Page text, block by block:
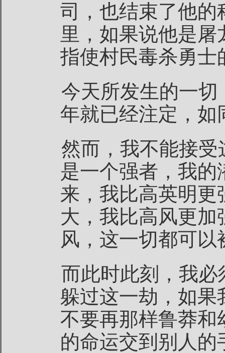
司，也结束了他的
里，如果说他是
指使村民毒杀勇士
今天所发生的一
年就已经注定，如
然而，我不能接
是一个强者，我
来，我比高英明更
大，我比高风更
风，这一切都可以
而此时此刻，我
躲过这一劫，如果
不要再那样鲁莽和
的命运交到别人的